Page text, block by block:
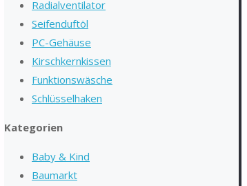
Radialventilator
Seifenduftöl
PC-Gehäuse
Kirschkernkissen
Funktionswäsche
Schlüsselhaken
Kategorien
Baby & Kind
Baumarkt